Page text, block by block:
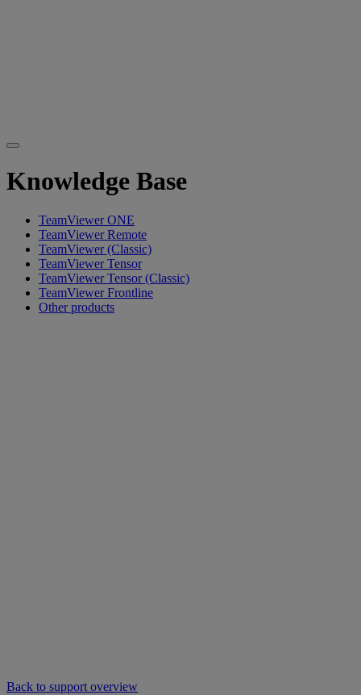
Knowledge Base
TeamViewer ONE
TeamViewer Remote
TeamViewer (Classic)
TeamViewer Tensor
TeamViewer Tensor (Classic)
TeamViewer Frontline
Other products
Back to support overview